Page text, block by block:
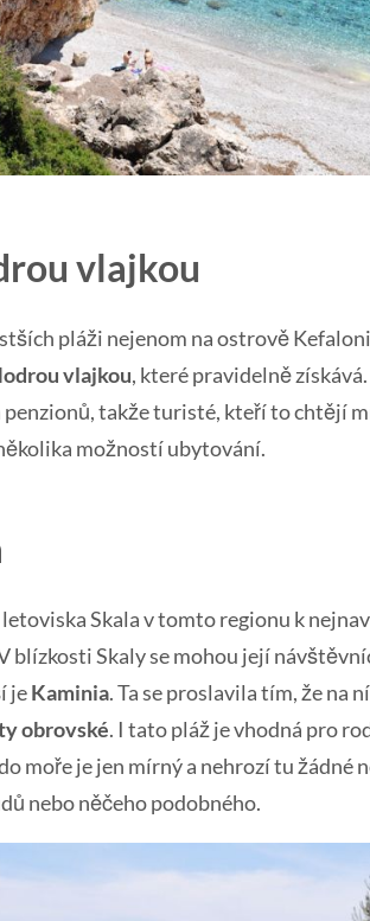
vlajkou
pláži nejenom na ostrově
vlajkou, které pravidelně
penzionů, takže turisté, kteří to chtějí
možností ubytování.
Skala v tomto regionu k
blízkosti Skaly se mohou její
jeKaminia. Ta se proslavila tím, že na
obrovské. I tato pláž je vhodná pro
moře je jen mírný a nehrozí tu žádné
nebo něčeho podobného.